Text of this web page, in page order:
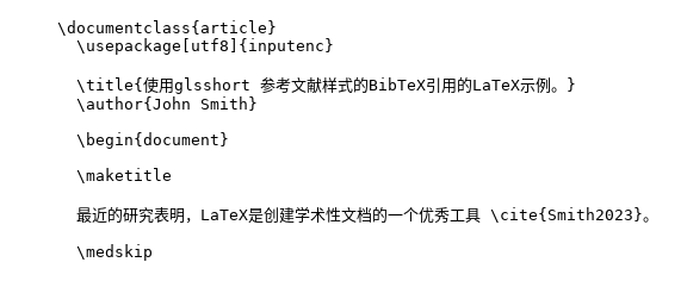
\documentclass{ article }
\usepackage
utf8 ]{ inputenc }
\title{使用glsshort 参考文献样式的BibTeX引用的LaTeX示例。}
\author{John Smith}
\begin{ document }
\maketitle
最近的研究表明，LaTeX是创建学术性文档的一个优秀工具 \cite{ Smith2023 }。
\medskip